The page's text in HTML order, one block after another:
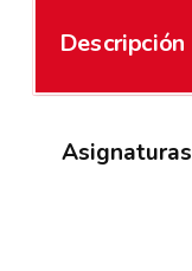
Descripción
Asignaturas